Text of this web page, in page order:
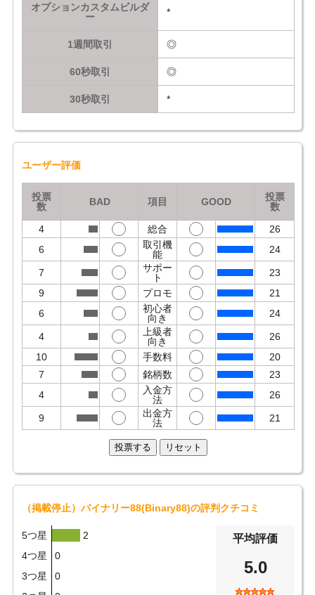
オプションカスタムビルダ
ー
*
1週間取引 ◎
60秒取引 ◎
30秒取引 *
ユーザー評価
投票
数
BAD 項目 GOOD
投票
数
4
総合
26
6
取引機
能
24
7
サポー
ト
23
9
プロモ
21
6
初心者
向き
24
4
上級者
向き
26
10
手数料
20
7
銘柄数
23
4
入金方
法
26
9
出金方
法
21
（掲載停止）バイナリー88(Binary88)の評判クチコミ
5つ星
2
4つ星
0
3つ星
0
平均評価
5.0